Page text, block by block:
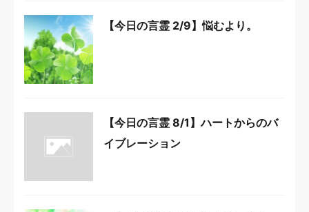
【今日の言霊 2/9】悩むより。
【今日の言霊 8/1】ハートからのバ
イブレーション